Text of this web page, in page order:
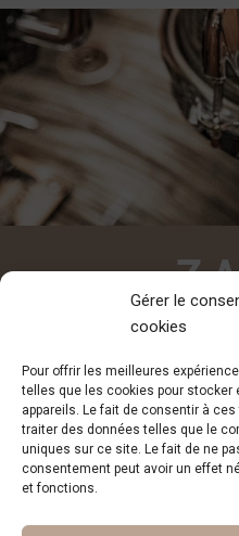
Gérer le
cookies
Pour offrir les meilleures
telles que les cookies pour
appareils. Le fait de consentir à
traiter des données telles que le
uniques sur ce site. Le fait de ne
consentement peut avoir un effet
et fonctions.